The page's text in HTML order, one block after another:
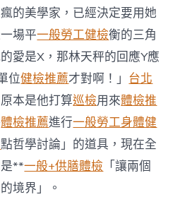
的美學家，已經決定要用她
場平一般勞工健檢衡的三角
愛是X，那林天秤的回應Y應
位健檢推薦才對啊！」 台北
本是他打算巡檢用來體檢推
體檢推薦進行一般勞工身體健
點哲學討論」的道具，現在全
**一般+供膳體檢 「讓兩個
境界」。